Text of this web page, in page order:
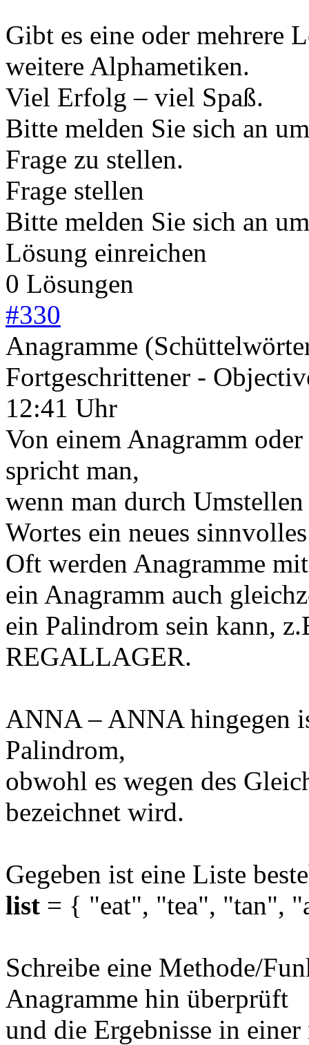
Gibt es eine oder mehrere
weitere Alphametiken.
Viel Erfolg – viel Spaß.
Bitte melden Sie sich an
Frage zu stellen.
Frage stellen
Bitte melden Sie sich an
Lösung einreichen
0 Lösungen
#330
Anagramme
Fortgeschrittener -
12:41 Uhr
Von einem Anagramm
spricht man,
wenn man durch
Wortes ein neues
Oft werden Anagramme
ein Anagramm auch
ein Palindrom sein kann,
REGALLAGER.
ANNA – ANNA hingegen
Palindrom,
obwohl es wegen des
bezeichnet wird.
Gegeben ist eine Liste
list = { "eat", "tea", "tan",
Schreibe eine Methode/
Anagramme hin überprüft
und die Ergebnisse in